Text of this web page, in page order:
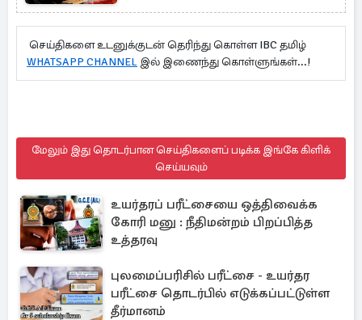
சபதம்
செய்திகளை உடனுக்குடன் தெரிந்து கொள்ள IBC தமிழ்
WHATSAPP CHANNEL இல் இணைந்து கொள்ளுங்கள்...!
மேலும் இது தொடர்பான செய்திகளைப் படிக்க இங்கே கிளிக்
செய்யவும்
உயர்தரப் பரீட்சையை ஒத்திவைக்க
கோரி மனு : நீதிமன்றம் பிறப்பித்த
உத்தரவு
புலமைப்பரிசில் பரீட்சை - உயர்தர
பரீட்சை தொடர்பில் எடுக்கப்பட்டுள்ள
தீர்மானம்